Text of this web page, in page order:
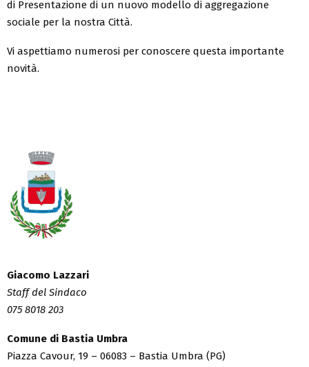
di Presentazione di un nuovo modello di aggregazione
sociale per la nostra Città.
Vi aspettiamo numerosi per conoscere questa importante
novità.
Giacomo Lazzari
Staff del Sindaco
075 8018 203
Comune di Bastia Umbra
Piazza Cavour, 19 – 06083 – Bastia Umbra (PG)